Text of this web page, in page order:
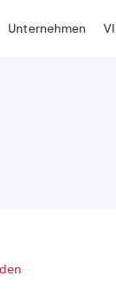
Unternehmen